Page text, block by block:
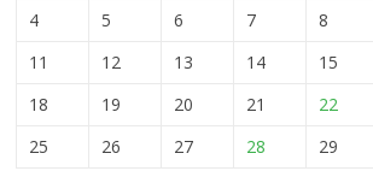
4
5 6 7 8
11
12 13 14 15
18
19 20 21 22
25
26 27 28 29